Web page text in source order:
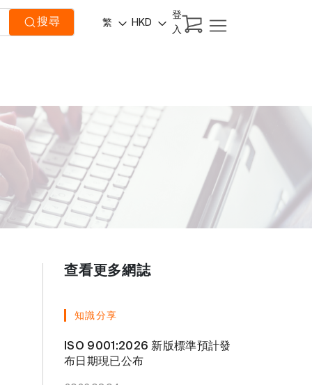
搜尋 繁 HKD
登
入
查看更多網誌
知識分享
ISO 9001:2026 新版標準預計發
布日期現已公布